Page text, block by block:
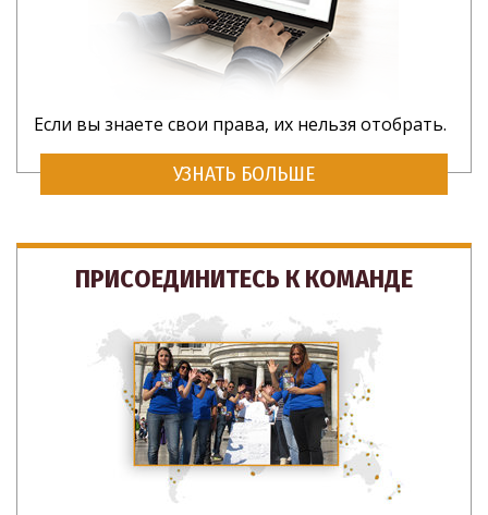
Если вы знаете свои права, их нельзя отобрать.
УЗНАТЬ БОЛЬШЕ
ПРИСОЕДИНИТЕСЬ К КОМАНДЕ